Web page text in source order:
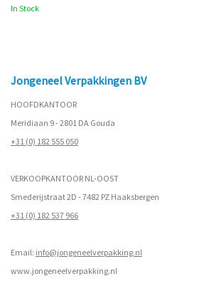
In Stock
Jongeneel Verpakkingen BV
HOOFDKANTOOR
Meridiaan 9 - 2801 DA Gouda
+31 (0) 182 555 050
VERKOOPKANTOOR NL-OOST
Smederijstraat 2D - 7482 PZ Haaksbergen
+31 (0) 182 537 966
Email: info@jongeneelverpakking.nl
www.jongeneelverpakking.nl